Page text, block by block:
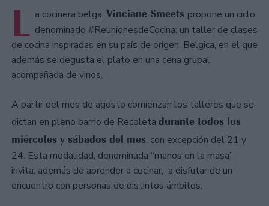
L a cocinera belga, Vinciane Smeets propone un ciclo
denominado #ReunionesdeCocina: un taller de clases
de cocina inspiradas en su país de origen, Belgica, en el que
además se degusta el plato en una cena grupal
acompañada de vinos.
A partir del mes de agosto comienzan los talleres que se
dictan en pleno barrio de Recoleta durante todos los
miércoles y sábados del mes, con excepción del 21 y
24. Esta modalidad, denominada “manos en la masa”
invita, además de aprender a cocinar, a disfutar de un
encuentro con personas de distintos ámbitos.